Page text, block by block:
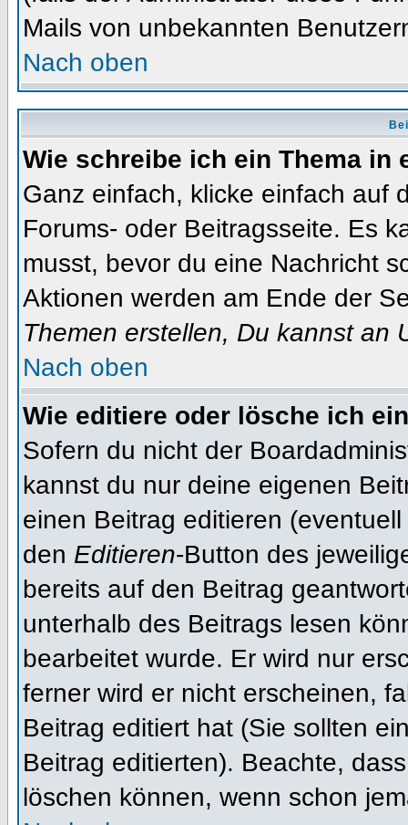
Mails von unbekannten
Nach oben
Wie schreibe ich ein Thema in
Ganz einfach, klicke einfach auf
Forums- oder Beitragsseite. Es
musst, bevor du eine Nachricht
Aktionen werden am Ende der
Themen erstellen, Du kannst an
Nach oben
Wie editiere oder lösche ich
Sofern du nicht der
kannst du nur deine eigenen
einen Beitrag editieren
den Editieren-Button des
bereits auf den Beitrag
unterhalb des Beitrags lesen
bearbeitet wurde. Er wird nur
ferner wird er nicht erscheinen,
Beitrag editiert hat (Sie sollten
Beitrag editierten). Beachte,
löschen können, wenn schon